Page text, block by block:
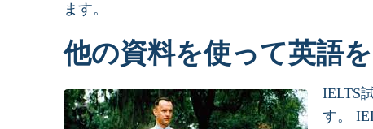
ます。
他の資料を使って英語
IELTS
す。